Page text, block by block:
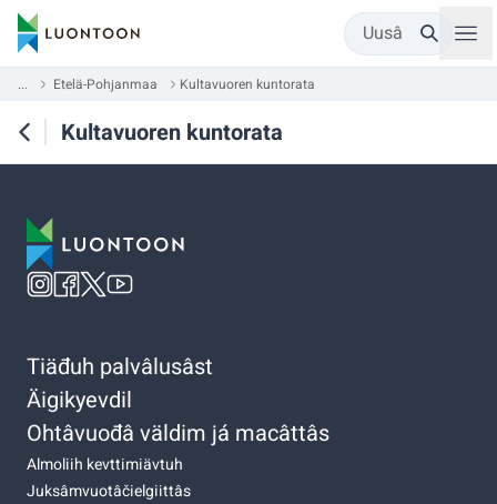
Uusâ
... Etelä-Pohjanmaa Kultavuoren kuntorata
Kultavuoren kuntorata
Tiäđuh palvâlusâst
Äigikyevdil
Ohtâvuođâ väldim já macâttâs
Almoliih kevttimiävtuh
Juksâmvuotâčielgiittâs